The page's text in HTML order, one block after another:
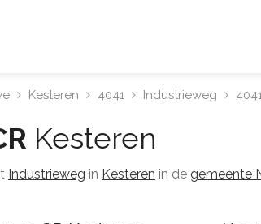
Kesteren 4041 Industrieweg
Kesteren
Industrieweg in Kesteren in de gemeente